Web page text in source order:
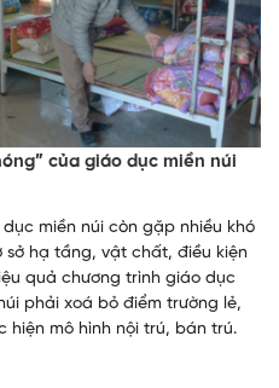
của giáo dục miền núi
miền núi còn gặp nhiều khó
hạ tầng, vật chất, điều kiện
quả chương trình giáo dục
phải xoá bỏ điểm trường lẻ,
hiện mô hình nội trú, bán trú.